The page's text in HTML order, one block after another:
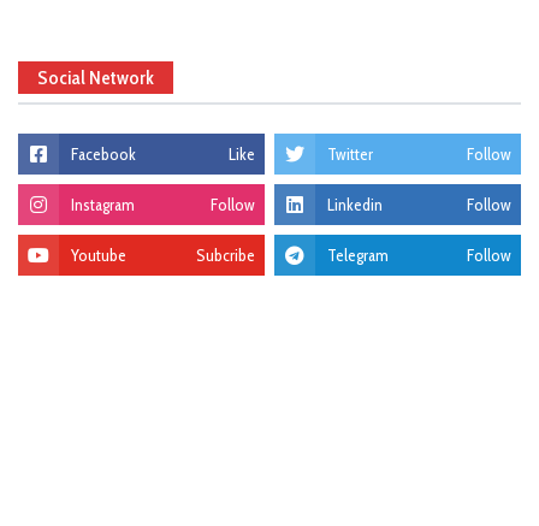
Social Network
Facebook Like Twitter Follow
Instagram Follow Linkedin Follow
Youtube Subcribe Telegram Follow